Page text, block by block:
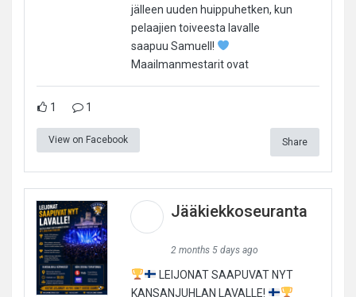
jälleen uuden huippuhetken, kun
pelaajien toiveesta lavalle
saapuu Samuell!
Maailmanmestarit ovat
1 1
View on Facebook Share
Jääkiekkoseuranta
2 months 5 days ago
LEIJONAT SAAPUVAT NYT
KANSANJUHLAN LAVALLE!